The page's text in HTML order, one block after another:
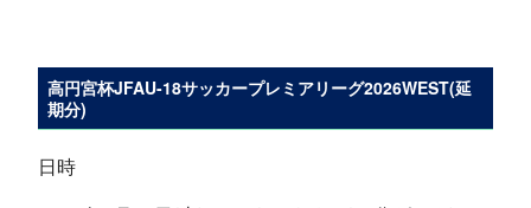
高円宮杯JFAU-18サッカープレミアリーグ2026WEST(延
期分)
日時